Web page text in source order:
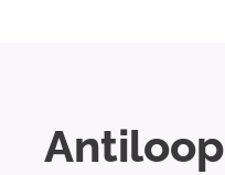
Antiloop